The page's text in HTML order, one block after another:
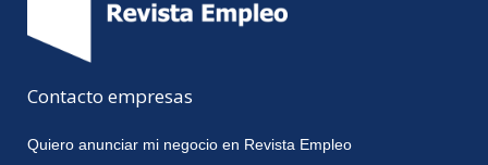
Contacto empresas
Quiero anunciar mi negocio en Revista Empleo